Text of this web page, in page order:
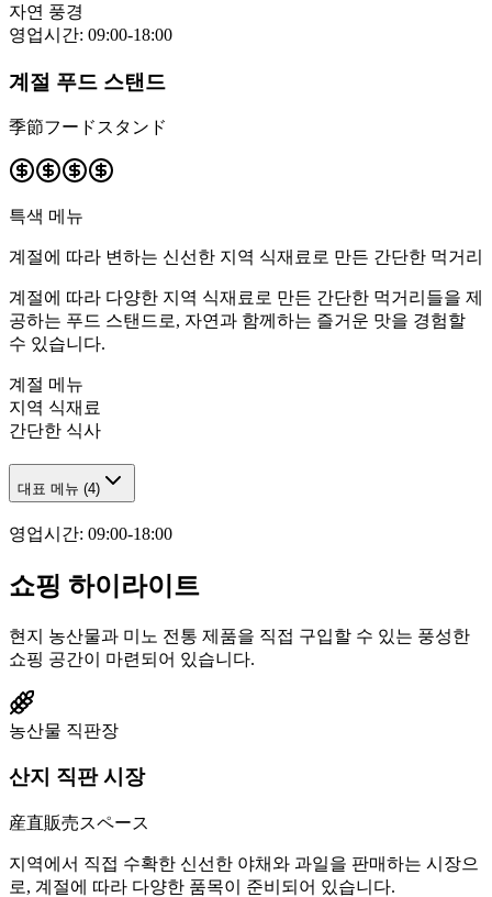
자연 풍경
영업시간: 09:00-18:00
계절 푸드 스탠드
季節フードスタンド
특색 메뉴
계절에 따라 변하는 신선한 지역 식재료로 만든 간단한 먹거리
계절에 따라 다양한 지역 식재료로 만든 간단한 먹거리들을 제
공하는 푸드 스탠드로, 자연과 함께하는 즐거운 맛을 경험할
수 있습니다.
계절 메뉴
지역 식재료
간단한 식사
대표 메뉴 (4)
영업시간: 09:00-18:00
쇼핑 하이라이트
현지 농산물과 미노 전통 제품을 직접 구입할 수 있는 풍성한
쇼핑 공간이 마련되어 있습니다.
농산물 직판장
산지 직판 시장
産直販売スペース
지역에서 직접 수확한 신선한 야채와 과일을 판매하는 시장으
로, 계절에 따라 다양한 품목이 준비되어 있습니다.